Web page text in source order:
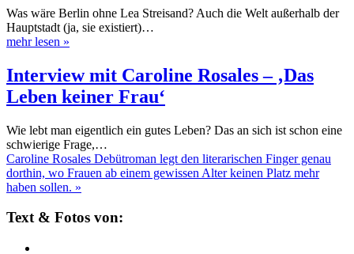
Was wäre Berlin ohne Lea Streisand? Auch die Welt außerhalb der
Hauptstadt (ja, sie existiert)…
mehr lesen »
Interview mit Caroline Rosales – ‚Das
Leben keiner Frau‘
Wie lebt man eigentlich ein gutes Leben? Das an sich ist schon eine
schwierige Frage,…
Caroline Rosales Debütroman legt den literarischen Finger genau
dorthin, wo Frauen ab einem gewissen Alter keinen Platz mehr
haben sollen. »
Text & Fotos von: